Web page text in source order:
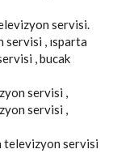
servisi.
, ısparta
, bucak
servisi ,
servisi ,
televizyon servisi